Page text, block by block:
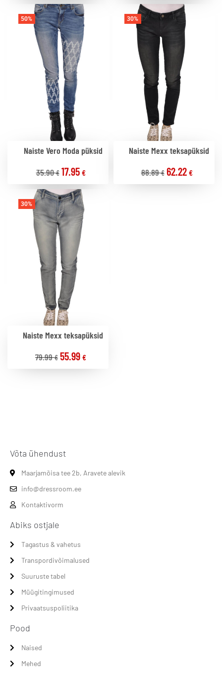
50%
Naiste Vero Moda püksid
35.90€ 17.95 €
30%
Naiste Mexx teksapüksid
88.89€ 62.22 €
30%
Naiste Mexx teksapüksid
79.99€ 55.99 €
Võta ühendust
Maarjamõisa tee 2b, Aravete alevik
info@dressroom.ee
Kontaktivorm
Abiks ostjale
Tagastus & vahetus
Transpordivõimalused
Suuruste tabel
Müügitingimused
Privaatsuspoliitika
Pood
Naised
Mehed